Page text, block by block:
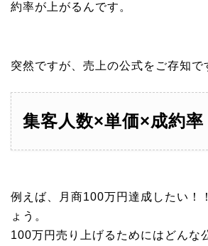
約率が上がるんです。
突然ですが、売上の公式をご存知で
集客人数×単価×成約率
例えば、月商100万円達成したい！
ょう。
100万円売り上げるためにはどんな